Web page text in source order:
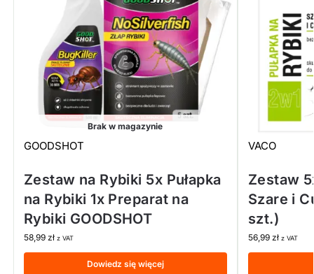
Brak w magazynie
GOODSHOT
Zestaw na Rybiki 5x Pułapka
na Rybiki 1x Preparat na
Rybiki GOODSHOT
58,99 zł z VAT
Dowiedz się więcej
VACO
Zestaw
Szare i
szt.)
56,99 zł z VAT